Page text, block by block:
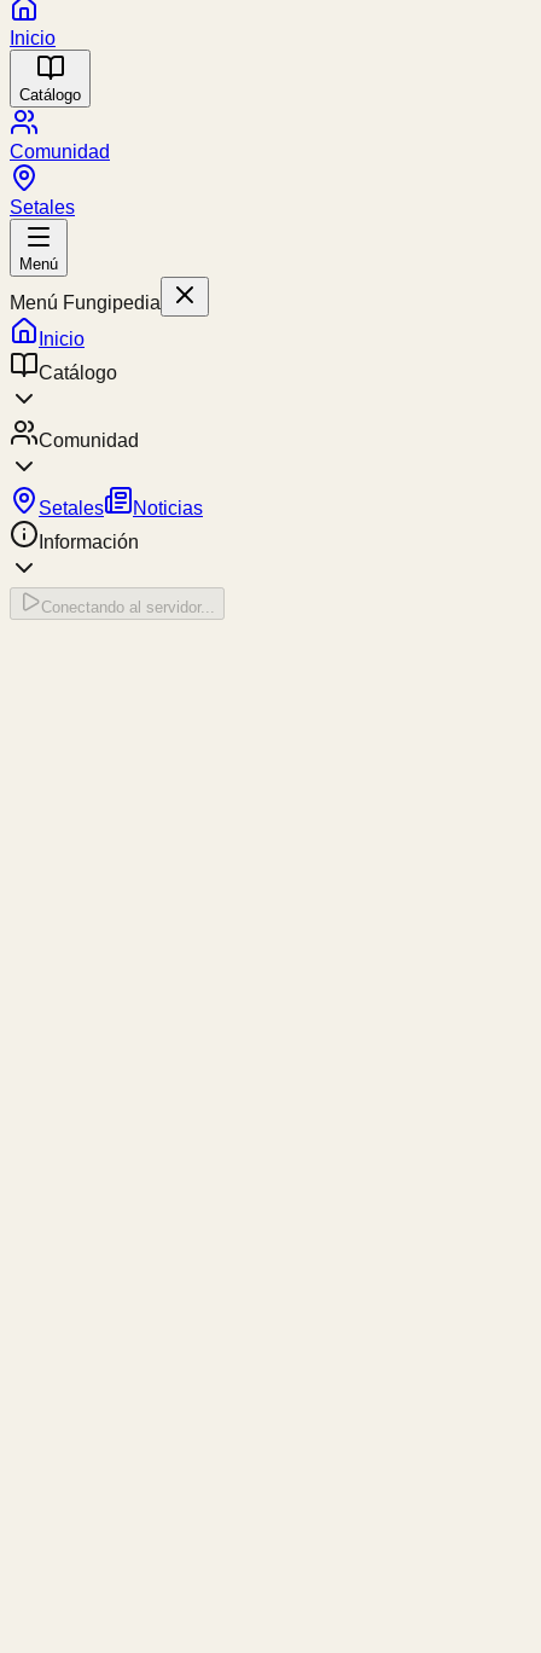
Inicio
Catálogo
Comunidad
Setales
Menú
Menú Fungipedia
Inicio
Catálogo
Comunidad
Setales
Noticias
Información
Conectando al servidor...